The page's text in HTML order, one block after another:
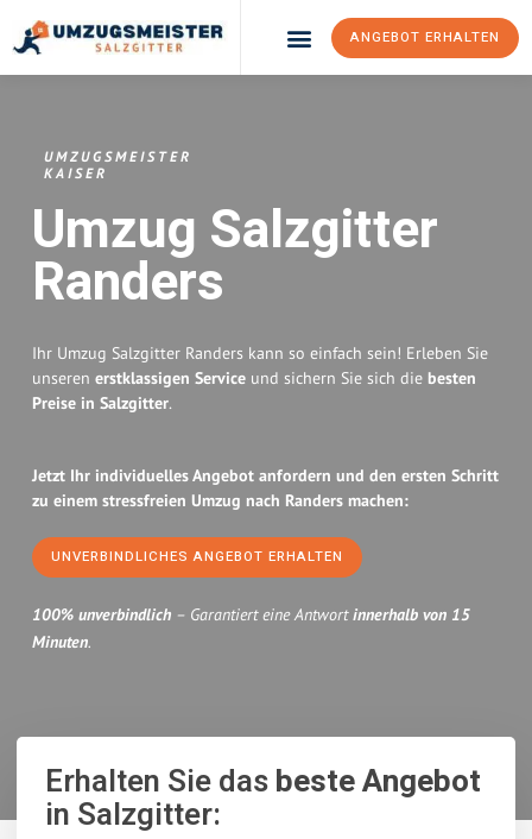
ANGEBOT ERHALTEN
UMZUGSMEISTER
KAISER
Umzug Salzgitter
Randers
Ihr Umzug Salzgitter Randers kann so einfach sein! Erleben Sie
unseren erstklassigen Service und sichern Sie sich die besten
Preise in Salzgitter.
Jetzt Ihr individuelles Angebot anfordern und den ersten Schritt
zu einem stressfreien Umzug nach Randers machen:
UNVERBINDLICHES ANGEBOT ERHALTEN
100% unverbindlich – Garantiert eine Antwortinnerhalb von 15
Minuten.
Erhalten Sie dasbeste Angebot
in Salzgitter: